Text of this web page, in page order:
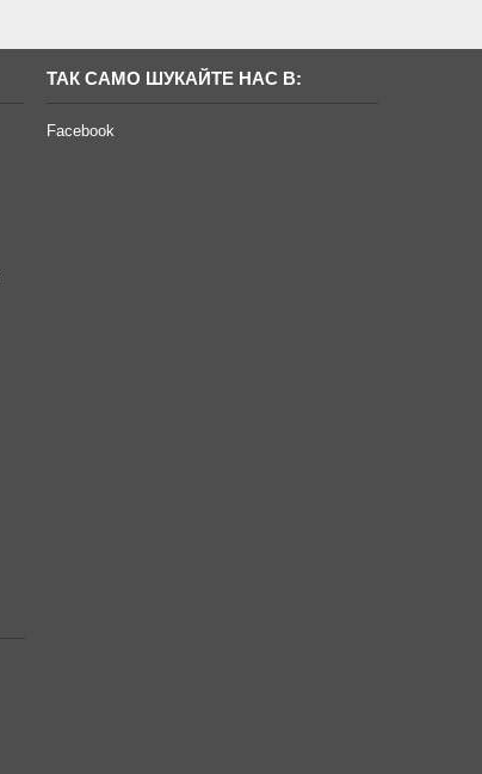
ТАК САМО ШУКАЙТЕ НАС В:
Facebook